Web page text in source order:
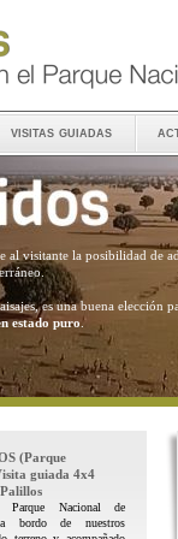
visitas guiadas
al visitante la posibilidad de
es una buena elección
estado puro .
(Parque
guiada 4x4
Parque Nacional de
a bordo de nuestros